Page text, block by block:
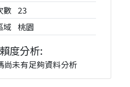
數 23
域 桃園
度分析:
尚未有足夠資料分析